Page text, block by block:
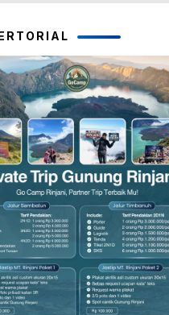
dan Kapolres Lombok Timur